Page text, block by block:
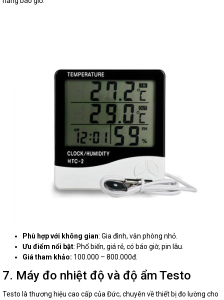
Phù hợp với không gian: Gia đình, văn phòng nhỏ.
Ưu điểm nổi bật: Phổ biến, giá rẻ, có báo giờ, pin lâu.
Giá tham khảo: 100.000 – 800.000đ.
7. Máy đo nhiệt độ và độ ẩm Testo
Testo là thương hiệu cao cấp của Đức, chuyên về thiết bị đo lường cho